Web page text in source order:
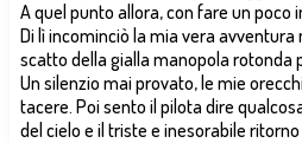
A quel punto allora, con fare un poco
Di lì incominciò la mia vera
scatto della gialla manopola rotonda
Un silenzio mai provato, le mie
tacere. Poi sento il pilota dire
del cielo e il triste e inesorabile